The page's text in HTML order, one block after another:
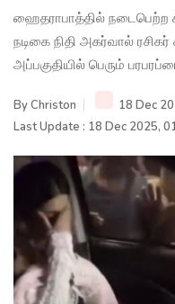
ஹைதராபாத்தில் நடைபெற்ற
நடிகை நிதி அகர்வால்
அப்பகுதியில் பெரும்
ByChriston
18 Dec
Last Update : 18 Dec 2025,